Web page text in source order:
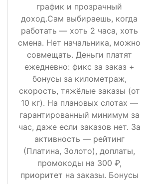
график и прозрачный
доход.Сам выбираешь, когда
работать — хоть 2 часа, хоть
смена. Нет начальника, можно
совмещать. Деньги платят
ежедневно: фикс за заказ +
бонусы за километраж,
скорость, тяжёлые заказы (от
10 кг). На плановых слотах —
гарантированный минимум за
час, даже если заказов нет. За
активность — рейтинг
(Платина, Золото), доплаты,
промокоды на 300 ₽,
приоритет на заказы. Бонусы